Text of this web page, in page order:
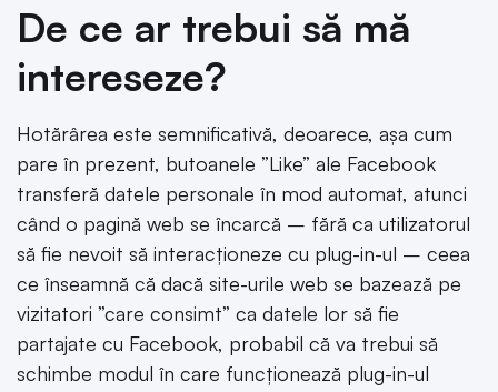
De ce ar trebui să mă
intereseze?
Hotărârea este semnificativă, deoarece, așa cum
pare în prezent, butoanele ”Like” ale Facebook
transferă datele personale în mod automat, atunci
când o pagină web se încarcă – fără ca utilizatorul
să fie nevoit să interacționeze cu plug-in-ul – ceea
ce înseamnă că dacă site-urile web se bazează pe
vizitatori ”care consimt” ca datele lor să fie
partajate cu Facebook, probabil că va trebui să
schimbe modul în care funcționează plug-in-ul